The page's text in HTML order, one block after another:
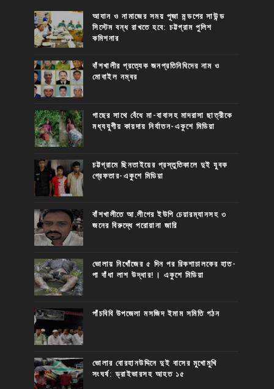
আযান ও নামাজের সময় পূজা মন্ডপের সাউন্ড
সিস্টেম বন্ধ রাখতে হবে: চট্টগ্রাম পুলিশ
কমিশনার
বাঁশখালীর প্রত্যেক জনপ্রতিনিধিদের নাম ও
মোবাইল নম্বর
গাছের সাথে বেঁধে মা-বাবাসহ মাদরাসা ছাত্রীকে
মধ্যযুগীয় কায়দায় নির্যাতন-একুশে মিডিয়া
চট্টগ্রামে ছিনতাইয়ের প্রস্তুতিকালে দুই যুবক
গ্রেফতার-একুশে মিডিয়া
বাঁশখালীতে আ.লীগের ইউপি চেয়ারম্যানসহ ৩
জনের বিরুদ্ধে পরোয়ানা জারি
ভোলায় নিখোঁজের ৫ দিন পর রিকশাচালকের হাত-
পা বাঁধা লাশ উদ্ধার!। একুশে মিডিয়া
পাঁচবিবি উপজেলা মসজিদ ইমাম সমিতি গঠন
ভোলার বোরহানউদ্দিনে দুই বাসের মুখোমুখি
সংঘর্ষ: ড্রাইভারসহ আহত ১৫